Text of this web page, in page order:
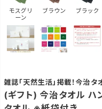
モスグリ
ーン
ブラウン ブラック
雑誌「天然生活」掲載！今治
(ギフト) 今治タオル ハ